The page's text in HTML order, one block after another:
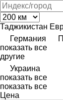
Таджикистан
Германия
показать все
другие
Украина
показать все
показать все
Цена